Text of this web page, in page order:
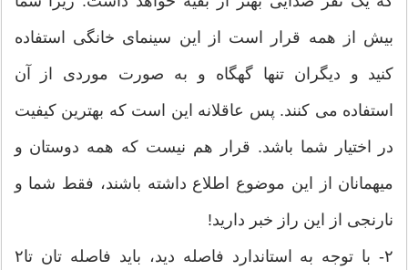
بیش از همه قرار است از این سینمای خانگی استفاده
کنید و دیگران تنها گهگاه و به صورت موردی از آن
استفاده می کنند. پس عاقلانه این است که بهترین کیفیت
در اختیار شما باشد. قرار هم نیست که همه دوستان و
میهمانان از این موضوع اطلاع داشته باشند، فقط شما و
نارنجی از این راز خبر دارید!
۲‫۲- با توجه به استاندارد فاصله دید، باید فاصله تان تا